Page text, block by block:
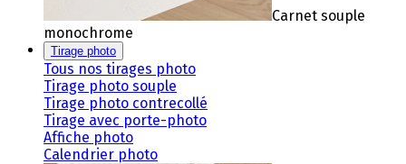
Carnet souple
monochrome
Tirage photo
Tous nos tirages photo
Tirage photo souple
Tirage photo contrecollé
Tirage avec porte-photo
Affiche photo
Calendrier photo